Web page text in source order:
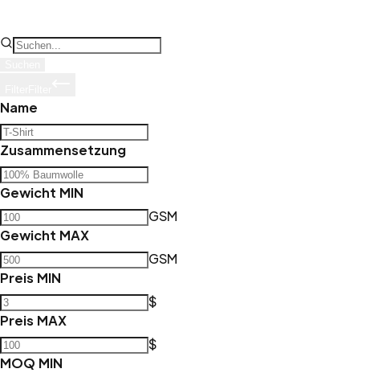
Name
Zusammensetzung
Gewicht MIN
GSM
Gewicht MAX
GSM
Preis MIN
$
Preis MAX
$
MOQ MIN